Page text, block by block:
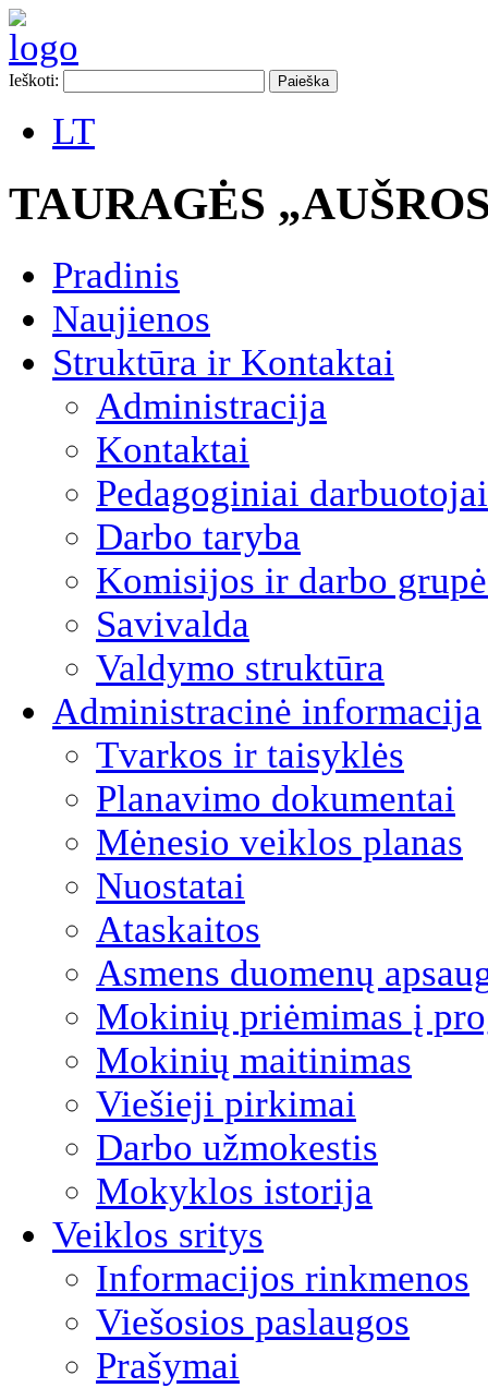
Ieškoti:
LT
TAURAGĖS
Pradinis
Naujienos
Struktūra ir Kontaktai
Administracija
Kontaktai
Pedagoginiai darbuotojai
Darbo taryba
Komisijos ir darbo
Savivalda
Valdymo struktūra
Administracinė informacija
Tvarkos ir taisyklės
Planavimo dokumentai
Mėnesio veiklos planas
Nuostatai
Ataskaitos
Asmens duomenų
Mokinių priėmimas į
Mokinių maitinimas
Viešieji pirkimai
Darbo užmokestis
Mokyklos istorija
Veiklos sritys
Informacijos rinkmenos
Viešosios paslaugos
Prašymai